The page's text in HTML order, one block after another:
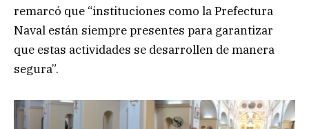
remarcó que “instituciones como la Prefectura
Naval están siempre presentes para garantizar
que estas actividades se desarrollen de manera
segura”.